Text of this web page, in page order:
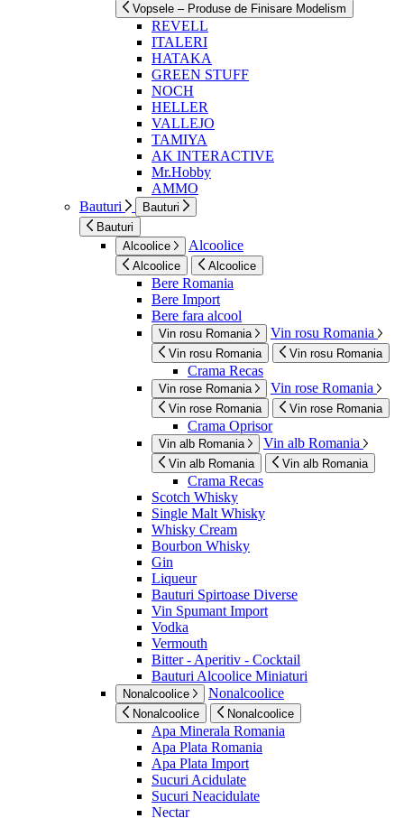
Vopsele – Produse de Finisare Modelism
REVELL
ITALERI
HATAKA
GREEN STUFF
NOCH
HELLER
VALLEJO
TAMIYA
AK INTERACTIVE
Mr.Hobby
AMMO
Bauturi
Bauturi
Bauturi
Alcoolice
Alcoolice
Alcoolice Alcoolice
Bere Romania
Bere Import
Bere fara alcool
Vin rosu Romania Vin rosu Romania
Vin rosu Romania Vin rosu Romania
Crama Recas
Vin rose Romania Vin rose Romania
Vin rose Romania Vin rose Romania
Crama Oprisor
Vin alb Romania Vin alb Romania
Vin alb Romania Vin alb Romania
Crama Recas
Scotch Whisky
Single Malt Whisky
Whisky Cream
Bourbon Whisky
Gin
Liqueur
Bauturi Spirtoase Diverse
Vin Spumant Import
Vodka
Vermouth
Bitter - Aperitiv - Cocktail
Bauturi Alcoolice Miniaturi
Nonalcoolice Nonalcoolice
Nonalcoolice Nonalcoolice
Apa Minerala Romania
Apa Plata Romania
Apa Plata Import
Sucuri Acidulate
Sucuri Neacidulate
Nectar